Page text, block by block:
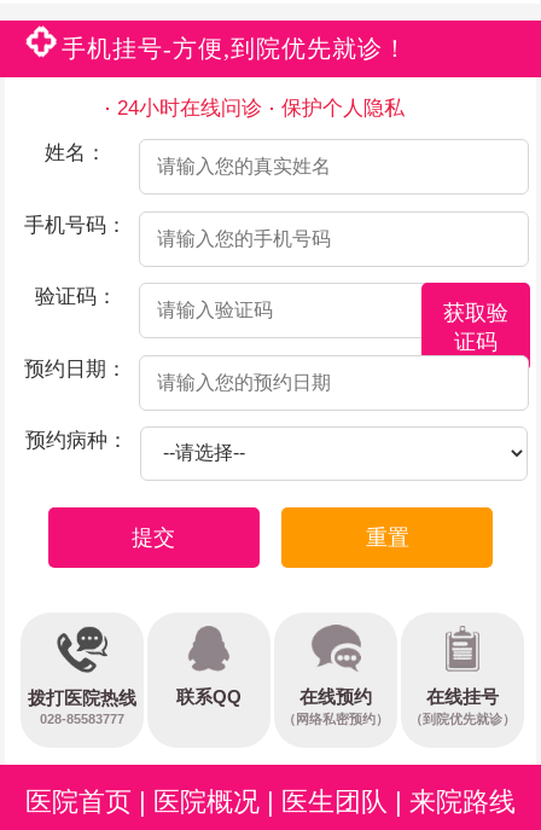
手机挂号-方便,到院优先就诊！
24小时在线问诊
保护个人隐私
姓名：
手机号码：
验证码：
获取验
证码
预约日期：
预约病种：
提交 重置
拨打医院热线
028-85583777
联系QQ 在线预约
（网络私密预约）
在线挂号
（到院优先就诊）
医院首页 | 医院概况 | 医生团队 | 来院路线